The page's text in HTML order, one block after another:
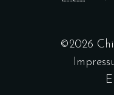
©2026